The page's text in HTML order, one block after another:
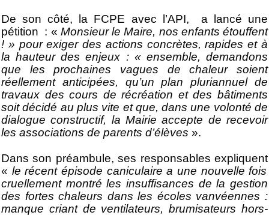
De son côté, la FCPE avec l’API, a lancé une
pétition : « Monsieur le Maire, nos enfants étouffent
! » pour exiger des actions concrètes, rapides et à
la hauteur des enjeux : « ensemble, demandons
que les prochaines vagues de chaleur soient
réellement anticipées, qu’un plan pluriannuel de
travaux des cours de récréation et des bâtiments
soit décidé au plus vite et que, dans une volonté de
dialogue constructif, la Mairie accepte de recevoir
les associations de parents d’élèves ».
Dans son préambule, ses responsables expliquent
« le récent épisode caniculaire a une nouvelle fois
cruellement montré les insuffisances de la gestion
des fortes chaleurs dans les écoles vanvéennes :
manque criant de ventilateurs, brumisateurs hors-